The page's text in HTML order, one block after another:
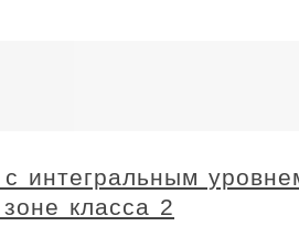
интегральным
класса 2